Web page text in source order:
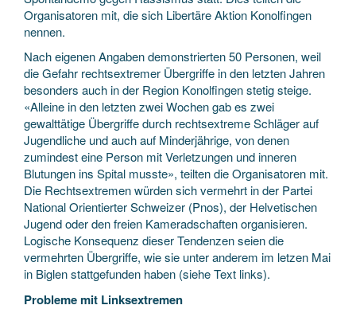
Organisatoren mit, die sich Libertäre Aktion Konolfingen
nennen.
Nach eigenen Angaben demonstrierten 50 Personen, weil
die Gefahr rechtsextremer Übergriffe in den letzten Jahren
besonders auch in der Region Konolfingen stetig steige.
«Alleine in den letzten zwei Wochen gab es zwei
gewalttätige Übergriffe durch rechtsextreme Schläger auf
Jugendliche und auch auf Minderjährige, von denen
zumindest eine Person mit Verletzungen und inneren
Blutungen ins Spital musste», teilten die Organisatoren mit.
Die Rechtsextremen würden sich vermehrt in der Partei
National Orientierter Schweizer (Pnos), der Helvetischen
Jugend oder den freien Kameradschaften organisieren.
Logische Konsequenz dieser Tendenzen seien die
vermehrten Übergriffe, wie sie unter anderem im letzen Mai
in Biglen stattgefunden haben (siehe Text links).
Probleme mit Linksextremen